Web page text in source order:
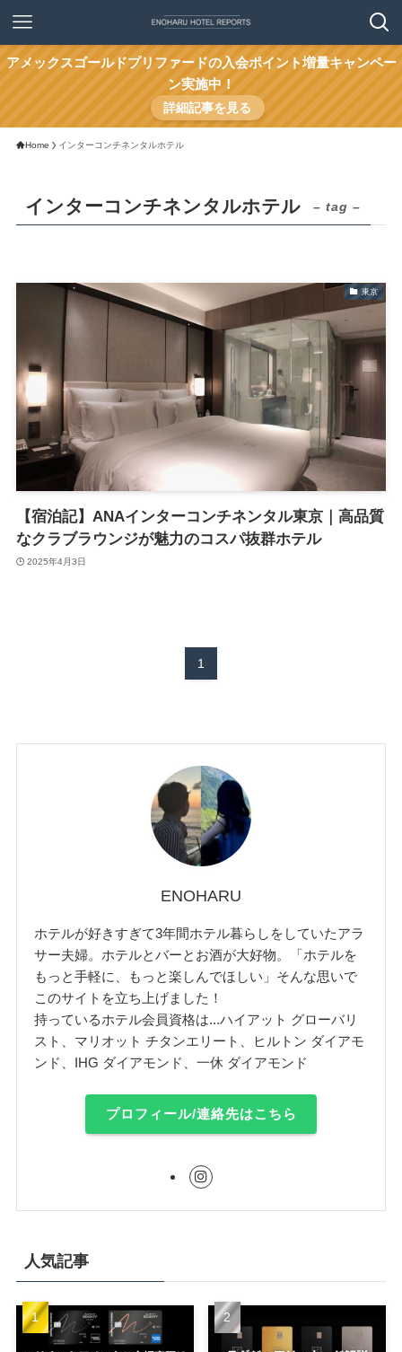
アメックスゴールドプリファードの入会ポイント増量キャンペー
ン実施中！
詳細記事を見る
Home インターコンチネンタルホテル
インターコンチネンタルホテル – tag –
東京
【宿泊記】ANAインターコンチネンタル東京｜高品質
なクラブラウンジが魅力のコスパ抜群ホテル
2025年4月3日
1
ENOHARU
ホテルが好きすぎて3年間ホテル暮らしをしていたアラ
サー夫婦。ホテルとバーとお酒が大好物。「ホテルを
もっと手軽に、もっと楽しんでほしい」そんな思いで
このサイトを立ち上げました！
持っているホテル会員資格は...ハイアット グローバリ
スト、マリオット チタンエリート、ヒルトン ダイアモ
ンド、IHG ダイアモンド、一休 ダイアモンド
プロフィール/連絡先はこちら
人気記事